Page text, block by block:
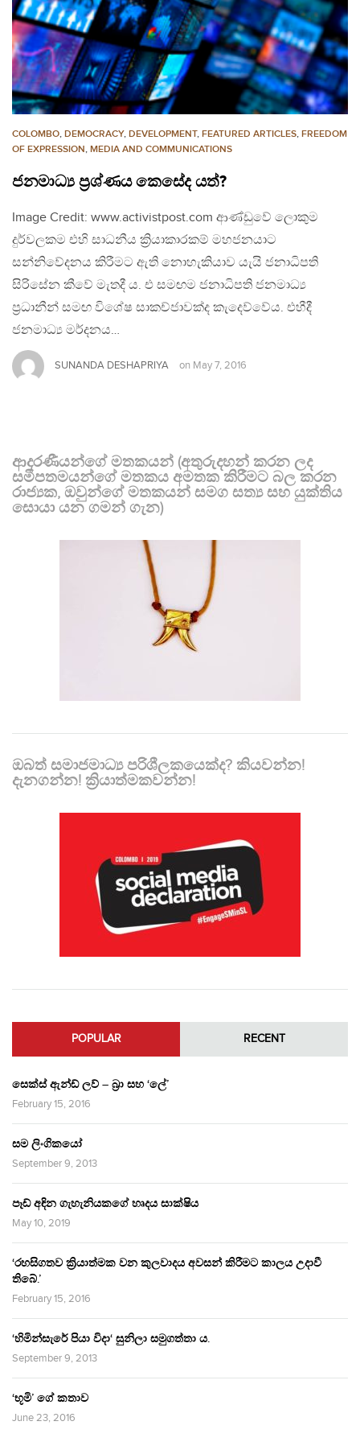
COLOMBO, DEMOCRACY, DEVELOPMENT, FEATURED ARTICLES, FREEDOM
OF EXPRESSION, MEDIA AND COMMUNICATIONS
ජනමාධ්‍ය ප්‍රශ්ණය කෙසේද යත්?
Image Credit: www.activistpost.com ආණ්ඩුවේ ලොකුම
දුර්වලකම එහි සාධනීය ක්‍රියාකාරකම් මහජනයාට
සන්නිවේදනය කිරීමට ඇති නොහැකියාව යැයි ජනාධිපති
සිරිසේන කීවේ මැතදී ය. එ සමඟම ජනාධිපති ජනමාධ්‍ය
ප්‍රධානීන් සමඟ විශේෂ සාකච්ජාවක්ද කැදෙව්වේය. එහීදී
ජනමාධ්‍ය මර්දනය…
SUNANDA DESHAPRIYA on May 7, 2016
ආදරණීයන්ගේ මතකයන් (අතුරුදහන් කරන ලද
සමීපතමයන්ගේ මතකය අමතක කිරීමට බල කරන
රාජ්‍යක, ඔවුන්ගේ මතකයන් සමග සත්‍ය සහ යුක්තිය
සොයා යන ගමන් ගැන)
ඔබත් සමාජමාධ්‍ය පරිශීලකයෙක්ද? කියවන්න!
දැනගන්න! ක්‍රියාත්මකවන්න!
POPULAR RECENT
සෙක්ස් ඇන්ඩ් ලව් – බ්‍රා සහ ‘ලේ’
February 15, 2016
සම ලිංගිකයෝ
September 9, 2013
පෑඩ් අඳින ගැහැනියකගේ හෘදය සාක්ෂිය
May 10, 2019
‘රහසිගතව ක්‍රියාත්මක වන කුලවාදය අවසන් කිරීමට කාලය උදාවී
තිබේ.’
February 15, 2016
‘හිමින්සැරේ පියා විදා‘ සුනිලා සමුගත්තා ය.
September 9, 2013
‘භූමි’ ගේ කතාව
June 23, 2016